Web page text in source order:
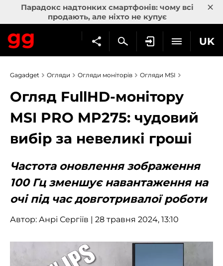
Парадокс надтонких смартфонів: чому всі
продають, але ніхто не купує
×
UK
Gagadget Огляди Огляди моніторів Огляди MSI
Огляд FullHD-монітору
MSI PRO MP275: чудовий
вибір за невеликі гроші
Частота оновлення зображення
100 Гц зменшує навантаження на
очі під час довготривалої роботи
Автор: Анрі Сергіїв | 28 травня 2024, 13:10